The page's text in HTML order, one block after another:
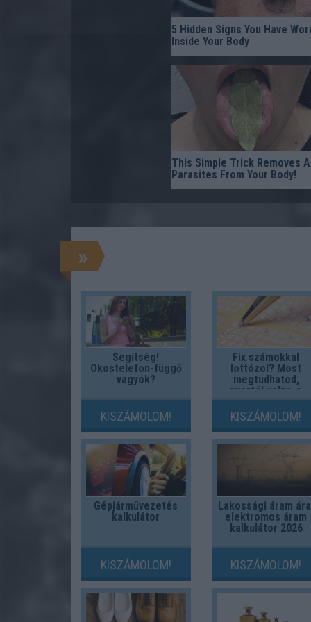
5 Hidden Signs You Have
Inside Your Body
This Simple Trick Removes All
Parasites From Your Body!
»
Segítség!
Okostelefon-függő
vagyok?
KISZÁMOLOM!
Fix számokkal
lottózol? Most
megtudhatod,
nyertél volna-e
valaha!
KISZÁMOLOM!
Gépjárművezetés
kalkulátor
KISZÁMOLOM!
Lakossági áram
elektromos áram
kalkulátor 2026
KISZÁMOLOM!